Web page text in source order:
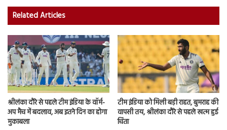
Related Articles
श्रीलंका दौरे से पहले टीम इंडिया के वॉर्म-
अप मैच में बदलाव, अब इतने दिन का होगा
मुकाबला
टीम इंडिया को मिली बड़ी राहत, बुमराह की
वापसी तय, श्रीलंका दौरे से पहले खत्म हुई
चिंता